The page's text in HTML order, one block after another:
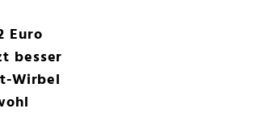
Euro
besser
Wirbel